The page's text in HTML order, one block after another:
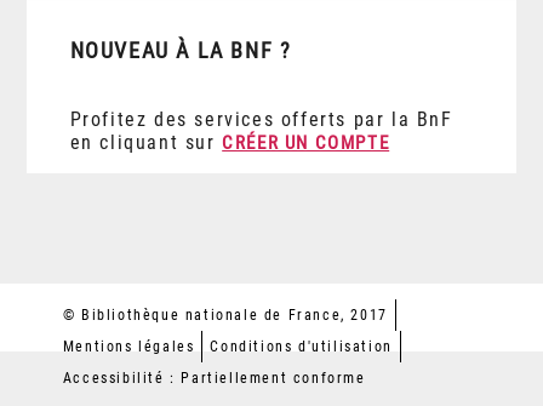
NOUVEAU À LA BNF ?
Profitez des services offerts par la BnF
en cliquant sur CRÉER UN COMPTE
© Bibliothèque nationale de France, 2017
Mentions légales
Conditions d'utilisation
Accessibilité : Partiellement conforme